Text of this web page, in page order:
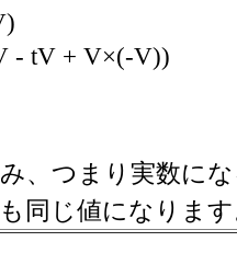
- tV + V×(-V))
、つまり実数に
同じ値になりま